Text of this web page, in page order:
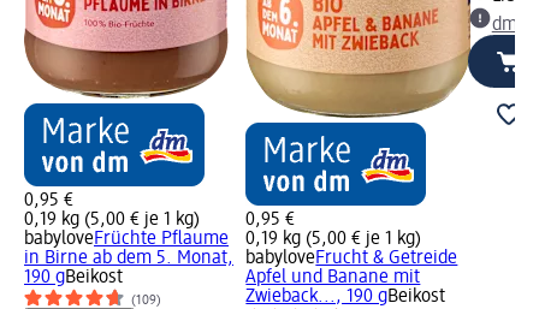
0,95 €
0,19 kg (5,00 € je 1 kg)
babyloveFrüchte Pflaume
in Birne ab dem 5. Monat,
190 gBeikost
(109)
0,95 €
0,19 kg (5,00 € je 1 kg)
babyloveFrucht & Getreide
Apfel und Banane mit
Zwieback..., 190 gBeikost
dm